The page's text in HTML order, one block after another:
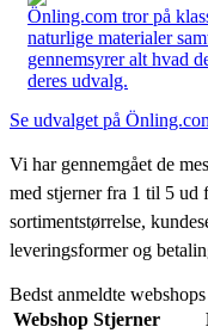
Önling.com tror på
naturlige materialer
gennemsyrer alt hvad
deres udvalg.
Se udvalget på
Vi har gennemgået de
med stjerner fra 1 til 5 ud
sortimentstørrelse,
leveringsformer og
Bedst anmeldte webshops
Webshop Stjerner